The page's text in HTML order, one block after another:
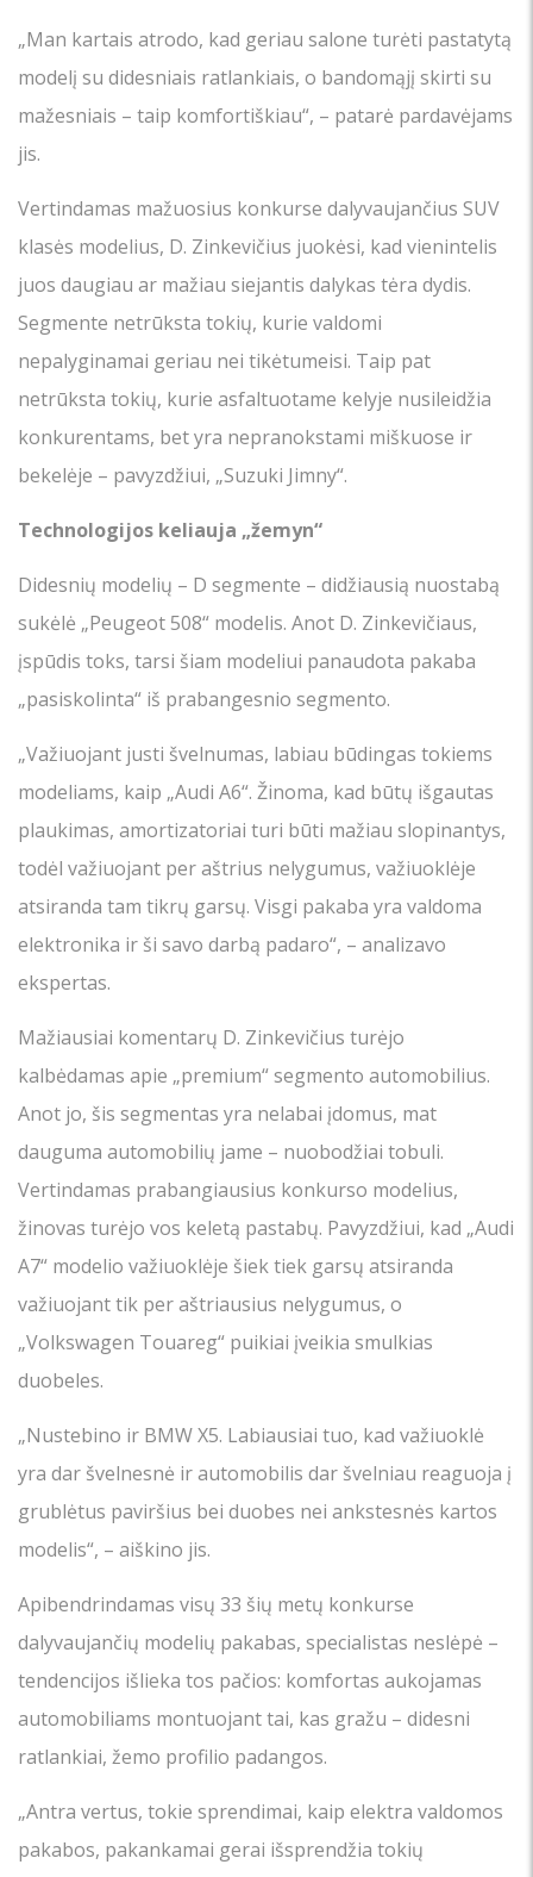
„Man kartais atrodo, kad geriau salone turėti pastatytą
modelį su didesniais ratlankiais, o bandomąjį skirti su
mažesniais – taip komfortiškiau“, – patarė pardavėjams
jis.
Vertindamas mažuosius konkurse dalyvaujančius SUV
klasės modelius, D. Zinkevičius juokėsi, kad vienintelis
juos daugiau ar mažiau siejantis dalykas tėra dydis.
Segmente netrūksta tokių, kurie valdomi
nepalyginamai geriau nei tikėtumeisi. Taip pat
netrūksta tokių, kurie asfaltuotame kelyje nusileidžia
konkurentams, bet yra nepranokstami miškuose ir
bekelėje – pavyzdžiui, „Suzuki Jimny“.
Technologijos keliauja „žemyn“
Didesnių modelių – D segmente – didžiausią nuostabą
sukėlė „Peugeot 508“ modelis. Anot D. Zinkevičiaus,
įspūdis toks, tarsi šiam modeliui panaudota pakaba
„pasiskolinta“ iš prabangesnio segmento.
„Važiuojant justi švelnumas, labiau būdingas tokiems
modeliams, kaip „Audi A6“. Žinoma, kad būtų išgautas
plaukimas, amortizatoriai turi būti mažiau slopinantys,
todėl važiuojant per aštrius nelygumus, važiuoklėje
atsiranda tam tikrų garsų. Visgi pakaba yra valdoma
elektronika ir ši savo darbą padaro“, – analizavo
ekspertas.
Mažiausiai komentarų D. Zinkevičius turėjo
kalbėdamas apie „premium“ segmento automobilius.
Anot jo, šis segmentas yra nelabai įdomus, mat
dauguma automobilių jame – nuobodžiai tobuli.
Vertindamas prabangiausius konkurso modelius,
žinovas turėjo vos keletą pastabų. Pavyzdžiui, kad „Audi
A7“ modelio važiuoklėje šiek tiek garsų atsiranda
važiuojant tik per aštriausius nelygumus, o
„Volkswagen Touareg“ puikiai įveikia smulkias
duobeles.
„Nustebino ir BMW X5. Labiausiai tuo, kad važiuoklė
yra dar švelnesnė ir automobilis dar švelniau reaguoja į
grublėtus paviršius bei duobes nei ankstesnės kartos
modelis“, – aiškino jis.
Apibendrindamas visų 33 šių metų konkurse
dalyvaujančių modelių pakabas, specialistas neslėpė –
tendencijos išlieka tos pačios: komfortas aukojamas
automobiliams montuojant tai, kas gražu – didesni
ratlankiai, žemo profilio padangos.
„Antra vertus, tokie sprendimai, kaip elektra valdomos
pakabos, pakankamai gerai išsprendžia tokių